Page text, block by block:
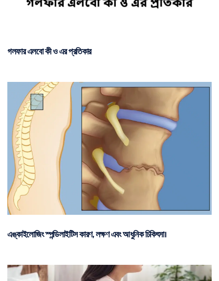
গলফার এলবো কী ও এর প্রতিকার
এঙ্কাইলোজিং স্পন্ডিলাইটিস কারণ, লক্ষণ এবং আধুনিক চিকিৎসা।